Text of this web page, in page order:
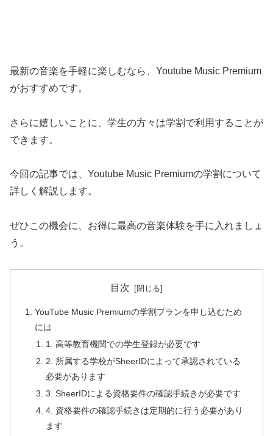
最新の音楽を手軽に楽しむなら、Youtube Music Premium
がおすすめです。
さらに嬉しいことに、学生の方々は学割で利用することが
できます。
今回の記事では、Youtube Music Premiumの学割について
詳しく解説します。
ぜひこの機会に、お得に最高の音楽体験を手に入れましょ
う。
目次
YouTube Music Premiumの学割プランを申し込むため
には
1. 高等教育機関での学生登録が必要です
2. 所属する学校がSheerIDによって承認されている
必要があります
3. SheerIDによる資格要件の確認手続きが必要です
4. 資格要件の確認手続きは定期的に行う必要があり
ます